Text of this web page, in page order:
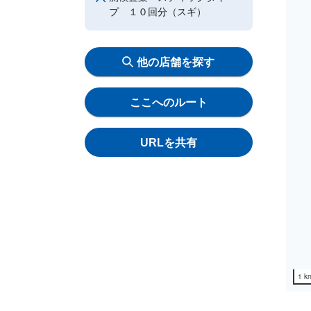
プ １０回分（スギ）
他の店舗を探す
ここへのルート
URLを共有
1